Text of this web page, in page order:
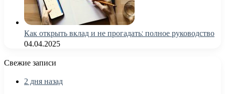
Как открыть вклад и не прогадать: полное руководство
04.04.2025
Свежие записи
2 дня назад